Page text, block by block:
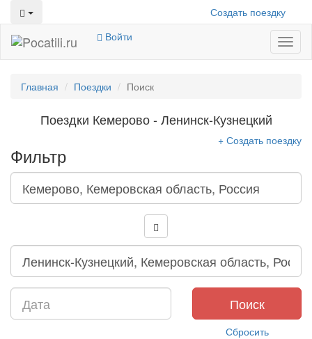
Создать поездку
Войти
Главная Поездки Поиск
Поездки Кемерово - Ленинск-Кузнецкий
Фильтр
+ Создать поездку
Поиск
Сбросить